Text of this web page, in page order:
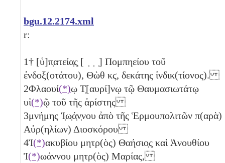
bgu.12.2174.xml
r:
1† [ὑ]π̣ατεία̣ς̣ [ ̣ ̣ ̣] Πομπηείου τοῦ
ἐνδοξ(οτάτου), Θὼθ κϛ, δεκάτης ἰνδικ(τίονος).
2Φλαουί(*)ῳ Τ̣[αυρί]νῳ τῷ Θαυμασιωτάτῳ
υἱ(*)ῷ τοῦ τῆς ἀρίστης
3μνήμης Ἰ̣ω̣ά̣ν̣νου ἀπὸ τῆς Ἑρμουπολιτῶν π(αρὰ)
Αὐρ(ηλίων) Διοσκόρου
4Ἰ(*)ακυβίου μητρ(ὸς) Θαήσιο̣ς̣ καὶ Ἀνουθίου
Ἰ(*)ωάννου μητρ(ὸς) Μαρίας,